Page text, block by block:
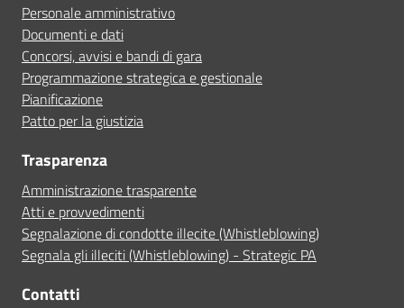
Personale amministrativo
Documenti e dati
Concorsi, avvisi e bandi di gara
Programmazione strategica e gestionale
Pianificazione
Patto per la giustizia
Trasparenza
Amministrazione trasparente
Atti e provvedimenti
Segnalazione di condotte illecite (Whistleblowing)
Segnala gli illeciti (Whistleblowing) - Strategic PA
Contatti